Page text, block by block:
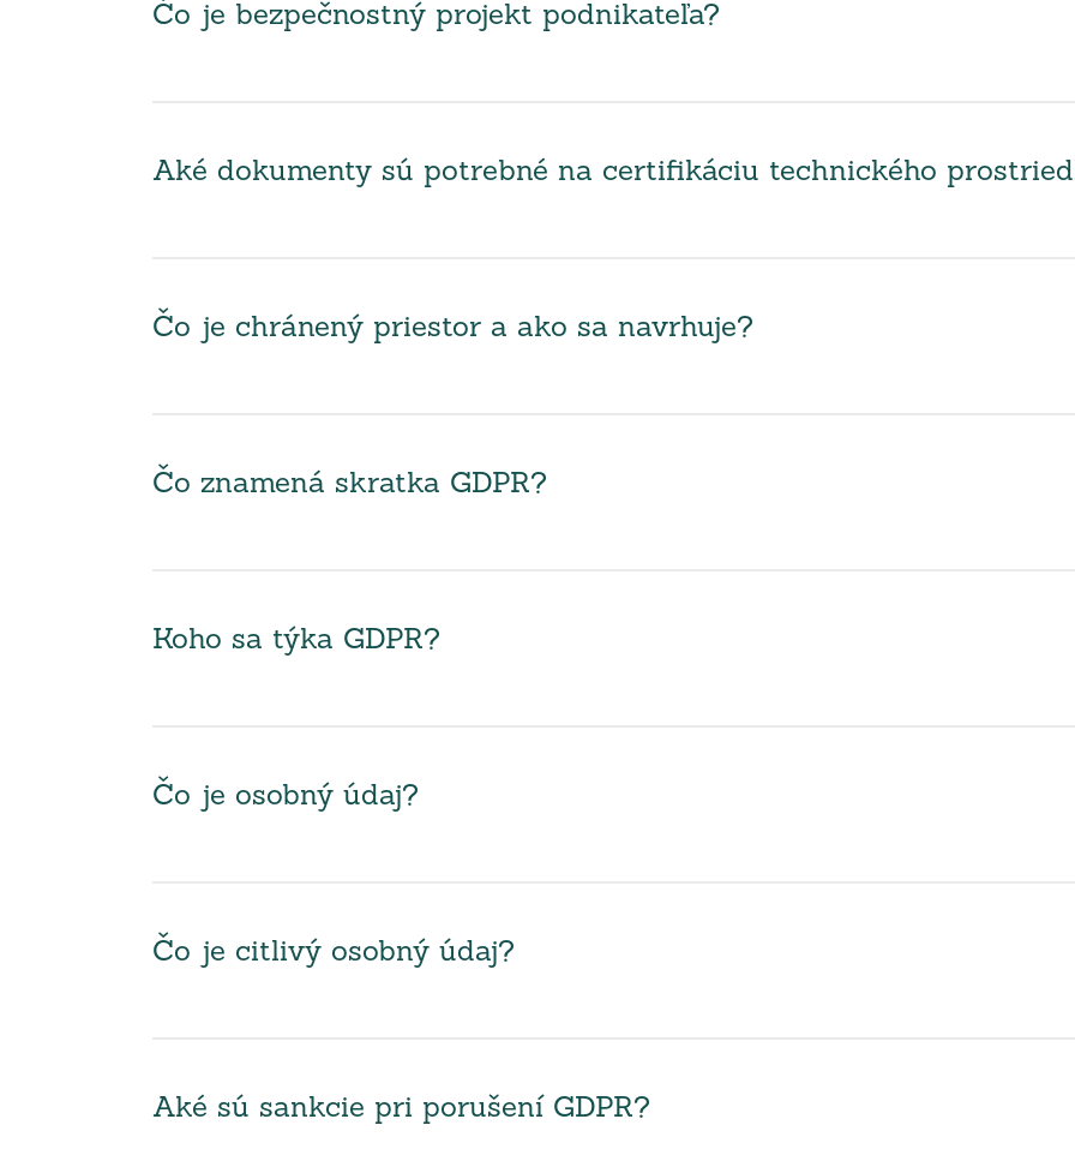
Čo je bezpečnostný projekt podnikateľa?
Aké dokumenty sú potrebné na certifikáciu technického
Čo je chránený priestor a ako sa navrhuje?
Čo znamená skratka GDPR?
Koho sa týka GDPR?
Čo je osobný údaj?
Čo je citlivý osobný údaj?
Aké sú sankcie pri porušení GDPR?